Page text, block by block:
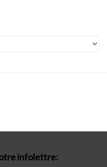
infolettre: